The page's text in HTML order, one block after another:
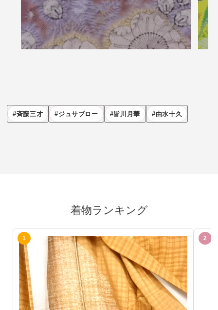
斉藤三才 ジュサブロー 皆川月華 由水十久
着物ランキング